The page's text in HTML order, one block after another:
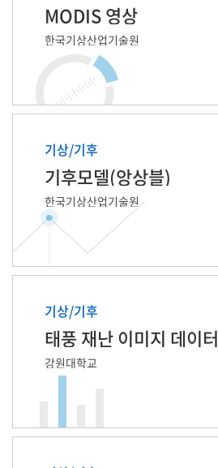
MODIS 영상
한국기상산업기술원
기상/기후
기후모델(앙상블)
한국기상산업기술원
기상/기후
태풍 재난 이미지 데이터
강원대학교